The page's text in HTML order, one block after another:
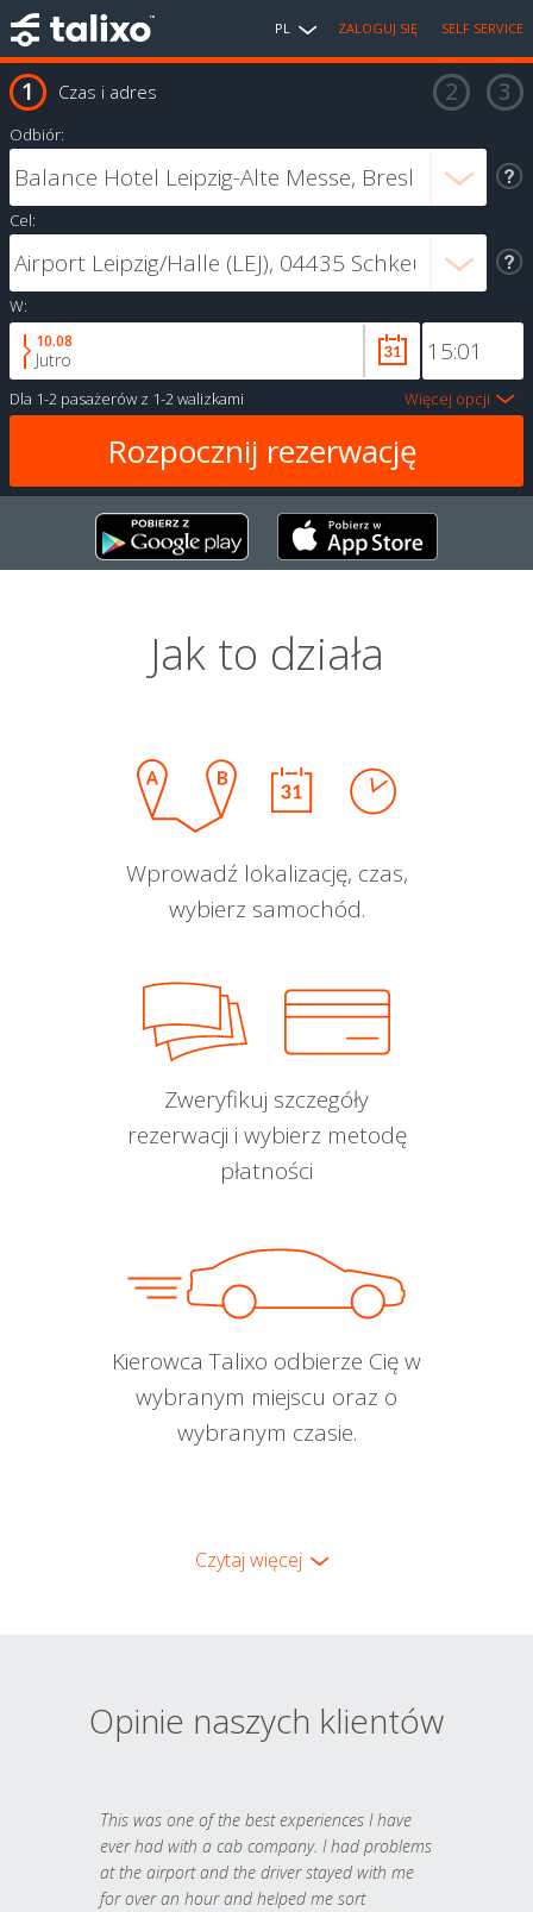
PL ZALOGUJ SIĘ SELF SERVICE
Czas i adres
Odbiór:
Cel:
W:
10.08
Jutro
Dla 1-2 pasażerów z 1-2 walizkami Więcej opcji
Jak to działa
Wprowadź lokalizację, czas,
wybierz samochód.
Zweryfikuj szczegóły
rezerwacji i wybierz metodę
płatności
Kierowca Talixo odbierze Cię w
wybranym miejscu oraz o
wybranym czasie.
Czytaj więcej
Opinie naszych klientów
This was one of the best experiences I have
ever had with a cab company. I had problems
at the airport and the driver stayed with me
for over an hour and helped me sort